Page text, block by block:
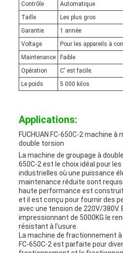
Contrôle
Automatique
Taille
Les plus gros
Garantie
1 année
Voltage
Pour les appareils à
Maintenance
Faible
Opération
C' est facile.
Le poids
5 000 kilos
Applications:
FUCHUAN FC-650C-2 machine
double torsion
La machine de groupage à
650C-2 est le choix idéal pour
industrielles où une puissance
maintenance réduite sont
haute performance est
et il est conçu pour fournir des
avec une tension de 220V/380V.
impressionnant de 5000KG le
résistant à l'usure.
La machine de fractionnement à
FC-650C-2 est parfaite pour